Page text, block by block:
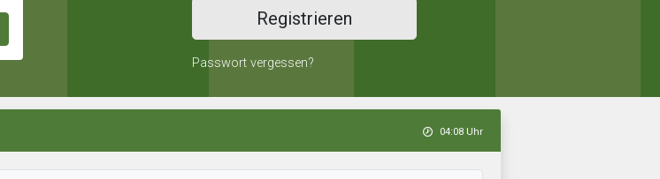
Registrieren
Passwort vergessen?
04:08 Uhr